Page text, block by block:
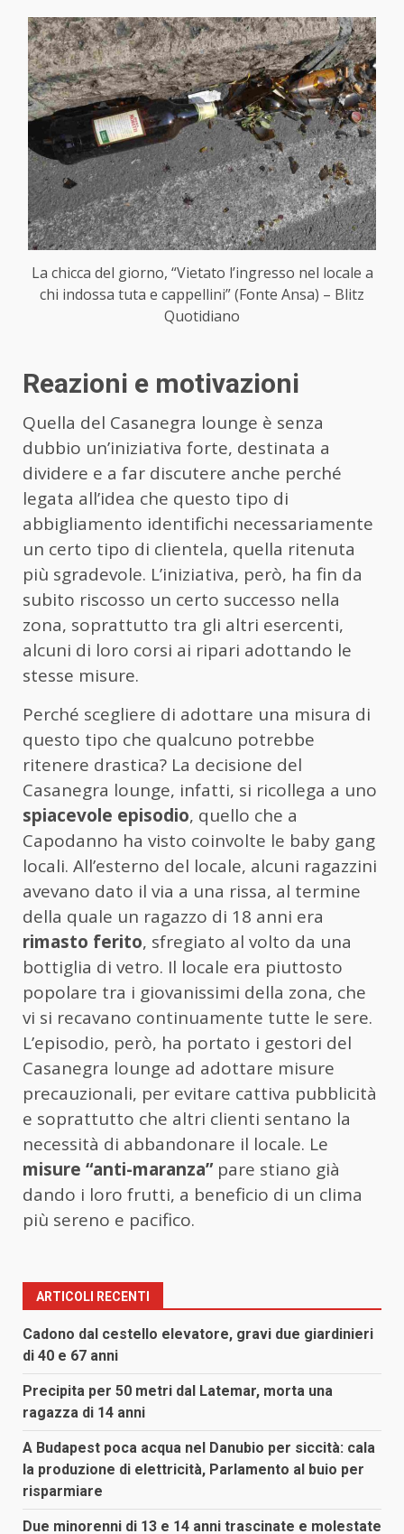
La chicca del giorno, “Vietato l’ingresso nel locale a
chi indossa tuta e cappellini” (Fonte Ansa) – Blitz
Quotidiano
Reazioni e motivazioni
Quella del Casanegra lounge è senza
dubbio un’iniziativa forte, destinata a
dividere e a far discutere anche perché
legata all’idea che questo tipo di
abbigliamento identifichi necessariamente
un certo tipo di clientela, quella ritenuta
più sgradevole. L’iniziativa, però, ha fin da
subito riscosso un certo successo nella
zona, soprattutto tra gli altri esercenti,
alcuni di loro corsi ai ripari adottando le
stesse misure.
Perché scegliere di adottare una misura di
questo tipo che qualcuno potrebbe
ritenere drastica? La decisione del
Casanegra lounge, infatti, si ricollega a uno
spiacevole episodio, quello che a
Capodanno ha visto coinvolte le baby gang
locali. All’esterno del locale, alcuni ragazzini
avevano dato il via a una rissa, al termine
della quale un ragazzo di 18 anni era
rimasto ferito, sfregiato al volto da una
bottiglia di vetro. Il locale era piuttosto
popolare tra i giovanissimi della zona, che
vi si recavano continuamente tutte le sere.
L’episodio, però, ha portato i gestori del
Casanegra lounge ad adottare misure
precauzionali, per evitare cattiva pubblicità
e soprattutto che altri clienti sentano la
necessità di abbandonare il locale. Le
misure “anti-maranza”pare stiano già
dando i loro frutti, a beneficio di un clima
più sereno e pacifico.
ARTICOLI RECENTI
Cadono dal cestello elevatore, gravi due giardinieri
di 40 e 67 anni
Precipita per 50 metri dal Latemar, morta una
ragazza di 14 anni
A Budapest poca acqua nel Danubio per siccità: cala
la produzione di elettricità, Parlamento al buio per
risparmiare
Due minorenni di 13 e 14 anni trascinate e molestate